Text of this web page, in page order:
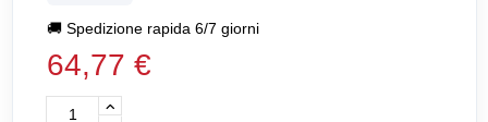
🚚Spedizione rapida 6/7 giorni
64,77 €